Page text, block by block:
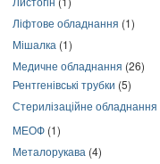
Ліфтове обладнання (1)
Мішалка (1)
Медичне обладнання (26)
Рентгенівські трубки (5)
Стерилізаційне обладнання
МЕОФ (1)
Металорукава (4)